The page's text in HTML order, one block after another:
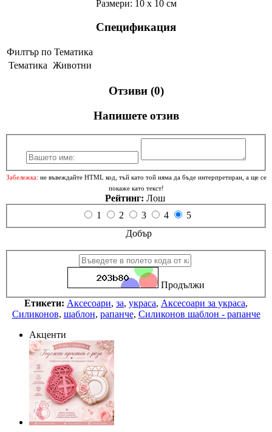
Размери: 10 х 10 см
Спецификация
Филтър по Тематика
Тематика Животни
Отзиви (0)
Напишете отзив
Забележка: не въвеждайте HTML код, тъй като той няма да бъде интерпретиран, а ще се
покаже като текст!
Рейтинг: Лош
1
2 3 4
5
Добър
Продължи
Етикети: Аксесоари, за, украса, Аксесоари за украса,
Силиконов, шаблон, рапанче, Силиконов шаблон - рапанче
Акценти